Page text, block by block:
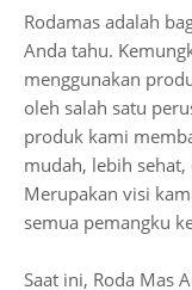
Rodamas adalah
Anda tahu.
menggunakan
oleh salah satu
produk kami
mudah, lebih
Merupakan visi
semua pemangku
Saat ini, Roda Mas